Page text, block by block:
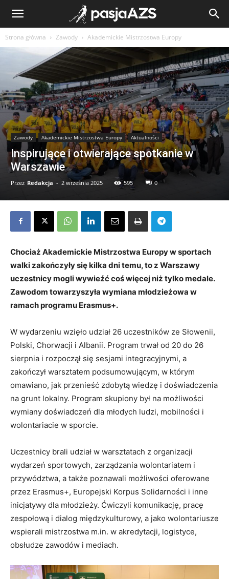
Strona główna Zawody Akademickie Mistrzostwa Europy
Zawody Akademickie Mistrzostwa Europy Aktualności
Inspirujące i otwierające spotkanie w
Warszawie
Przez Redakcja - 2 września 2025 595 0
Chociaż Akademickie Mistrzostwa Europy w sportach
walki zakończyły się kilka dni temu, to z Warszawy
uczestnicy mogli wywieźć coś więcej niż tylko medale.
Zawodom towarzyszyła wymiana młodzieżowa w
ramach programu Erasmus+.
W wydarzeniu wzięło udział 26 uczestników ze Słowenii,
Polski, Chorwacji i Albanii. Program trwał od 20 do 26
sierpnia i rozpoczął się sesjami integracyjnymi, a
zakończył warsztatem podsumowującym, w którym
omawiano, jak przenieść zdobytą wiedzę i doświadczenia
na grunt lokalny. Program skupiony był na możliwości
wymiany doświadczeń dla młodych ludzi, mobilności i
wolontariacie w sporcie.
Uczestnicy brali udział w warsztatach z organizacji
wydarzeń sportowych, zarządzania wolontariatem i
przywództwa, a także poznawali możliwości oferowane
przez Erasmus+, Europejski Korpus Solidarności i inne
inicjatywy dla młodzieży. Ćwiczyli komunikację, pracę
zespołową i dialog międzykulturowy, a jako wolontariusze
wspierali mistrzostwa m.in. w akredytacji, logistyce,
obsłudze zawodów i mediach.